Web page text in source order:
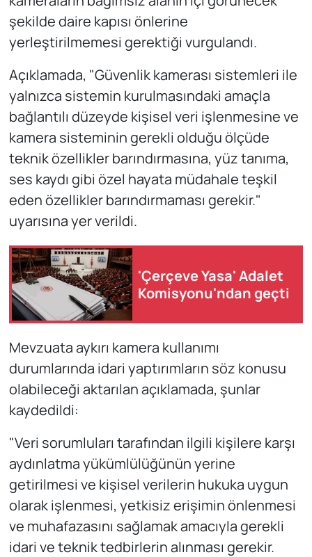
şekilde daire kapısı önlerine
yerleştirilmemesi gerektiği vurgulandı.
Açıklamada, "Güvenlik kamerası sistemleri ile
yalnızca sistemin kurulmasındaki amaçla
bağlantılı düzeyde kişisel veri işlenmesine ve
kamera sisteminin gerekli olduğu ölçüde
teknik özellikler barındırmasına, yüz tanıma,
ses kaydı gibi özel hayata müdahale teşkil
eden özellikler barındırmaması gerekir."
uyarısına yer verildi.
'Çerçeve Yasa' Adalet
Komisyonu'ndan geçti
Mevzuata aykırı kamera kullanımı
durumlarında idari yaptırımların söz konusu
olabileceği aktarılan açıklamada, şunlar
kaydedildi:
"Veri sorumluları tarafından ilgili kişilere karşı
aydınlatma yükümlülüğünün yerine
getirilmesi ve kişisel verilerin hukuka uygun
olarak işlenmesi, yetkisiz erişimin önlenmesi
ve muhafazasını sağlamak amacıyla gerekli
idari ve teknik tedbirlerin alınması gerekir.